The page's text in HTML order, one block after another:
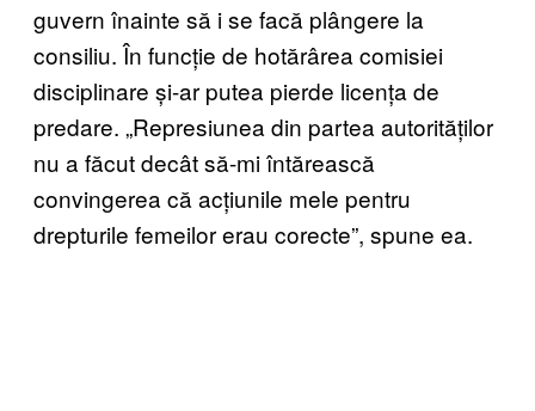
guvern înainte să i se facă plângere la
consiliu. În funcție de hotărârea comisiei
disciplinare și-ar putea pierde licența de
predare. „Represiunea din partea autorităților
nu a făcut decât să-mi întărească
convingerea că acțiunile mele pentru
drepturile femeilor erau corecte”, spune ea.